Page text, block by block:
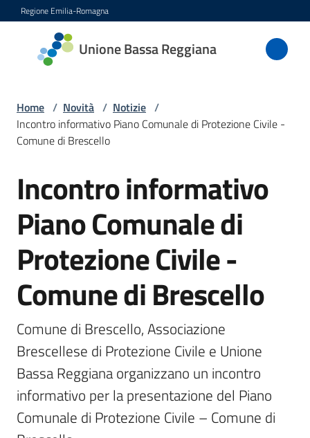
Vai al contenuto
Vai alla navigazione
Vai al footer
Regione Emilia-Romagna
Unione Bassa Reggiana
Unione
Bassa
Amministrazione
Novità
Menu selezionato
Servizi
Vivere
Tutti
gli
argomenti...
Home / Novità / Notizie /
Incontro informativo Piano Comunale di Protezione Civile -
Comune di Brescello
Salta al contenuto
Incontro informativo
Piano Comunale di
Protezione Civile -
Comune di Brescello
Comune di Brescello, Associazione
Brescellese di Protezione Civile e Unione
Bassa Reggiana organizzano un incontro
informativo per la presentazione del Piano
Comunale di Protezione Civile – Comune di